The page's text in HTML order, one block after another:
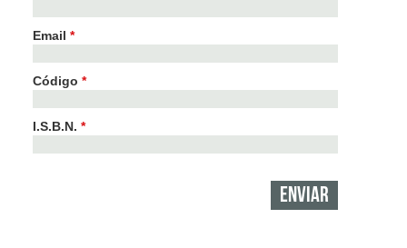
Email *
Código *
I.S.B.N. *